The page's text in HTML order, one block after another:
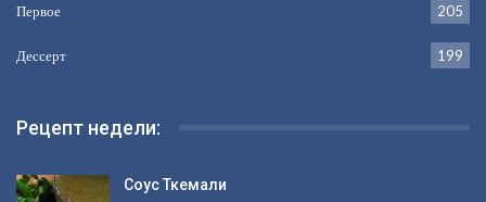
Первое 205
Дессерт 199
Рецепт недели:
Соус Ткемали